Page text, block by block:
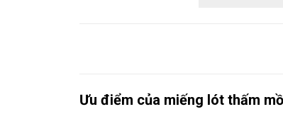
Ưu điểm của miếng lót thấm